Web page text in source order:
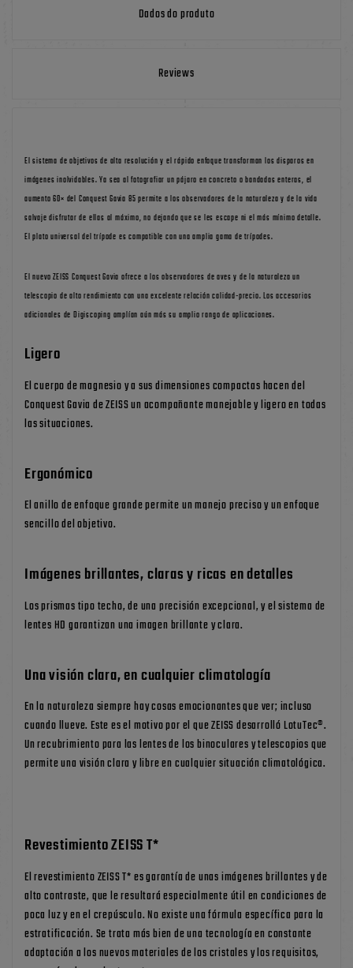
Dados do produto
Reviews
El sistema de objetivos de alta resolución y el rápido enfoque transforman los disparos en
imágenes inolvidables. Ya sea al fotografiar un pájaro en concreto o bandadas enteras, el
aumento 60× del Conquest Gavia 85 permite a los observadores de la naturaleza y de la vida
salvaje disfrutar de ellas al máximo, no dejando que se les escape ni el más mínimo detalle.
El plato universal del trípode es compatible con una amplia gama de trípodes.
El nuevo ZEISS Conquest Gavia ofrece a los observadores de aves y de la naturaleza un
telescopio de alto rendimiento con una excelente relación calidad-precio. Los accesorios
adicionales de Digiscoping amplían aún más su amplio rango de aplicaciones.
Ligero
El cuerpo de magnesio y a sus dimensiones compactas hacen del
Conquest Gavia de ZEISS un acompañante manejable y ligero en todas
las situaciones.
Ergonómico
El anillo de enfoque grande permite un manejo preciso y un enfoque
sencillo del objetivo.
Imágenes brillantes, claras y ricas en detalles
Los prismas tipo techo, de una precisión excepcional, y el sistema de
lentes HD garantizan una imagen brillante y clara.
Una visión clara, en cualquier climatología
En la naturaleza siempre hay cosas emocionantes que ver; incluso
cuando llueve. Este es el motivo por el que ZEISS desarrolló LotuTec®.
Un recubrimiento para las lentes de los binoculares y telescopios que
permite una visión clara y libre en cualquier situación climatológica.
Revestimiento ZEISS T*
El revestimiento ZEISS T* es garantía de unas imágenes brillantes y de
alto contraste, que le resultará especialmente útil en condiciones de
poca luz y en el crepúsculo. No existe una fórmula específica para la
estratificación. Se trata más bien de una tecnología en constante
adaptación a los nuevos materiales de los cristales y los requisitos,